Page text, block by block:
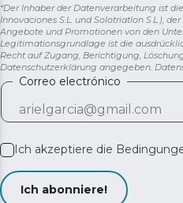
*Der Inhaber der Datenverarbeitung ist
Innovaciones S.L. und Solotriatlon S.L.),
Angebote und Promotionen von den
Legitimationsgrundlage ist die
Recht auf Zugang, Berichtigung,
Datenschutzerklärung angegeben.
Correo electrónico
Ich akzeptiere die
Ich abonniere!